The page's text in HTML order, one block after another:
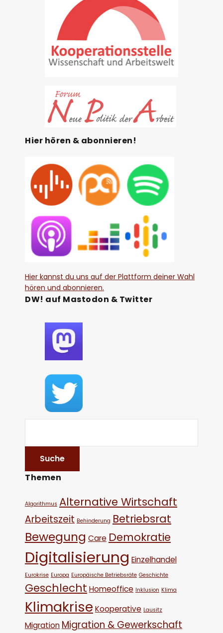
Hier hören & abonnieren!
Hier kannst du uns auf der Plattform deiner Wahl
hören und abonnieren.
DW! auf Mastodon & Twitter
Themen
Algorithmus Alternative Wirtschaft
Arbeitszeit Behinderung Betriebsrat
Bewegung Care Demokratie
Digitalisierung Einzelhandel
Eurokrise Europa Europäische Betriebsräte Geschichte
Geschlecht Homeoffice Inklusion Klima
Klimakrise Kooperative Lausitz
Migration Migration & Gewerkschaft